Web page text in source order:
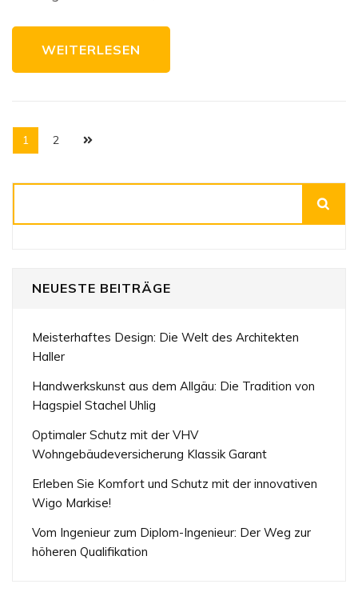
WEITERLESEN
Seitennummerierung
der
Beiträge
Seite
1 Seite
2
NEUESTE BEITRÄGE
Meisterhaftes Design: Die Welt des Architekten
Haller
Handwerkskunst aus dem Allgäu: Die Tradition von
Hagspiel Stachel Uhlig
Optimaler Schutz mit der VHV
Wohngebäudeversicherung Klassik Garant
Erleben Sie Komfort und Schutz mit der innovativen
Wigo Markise!
Vom Ingenieur zum Diplom-Ingenieur: Der Weg zur
höheren Qualifikation